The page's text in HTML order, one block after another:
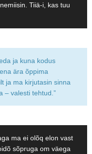
Tiiä-i, kas tuu
ja kuna kodus
ära õppima
ja ma kirjutasin sinna
– valesti tehtud.”
ma ei olõq elon vast
sõpruga om väega